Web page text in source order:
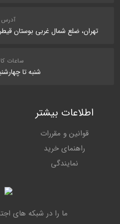
آدرس
تهران، ضلع شمال غربی بوستان قیطریه،
ساعات
شنبه تا چهارشنبه 8
اطلاعات بیشتر
قوانین و مقررات
راهنمای خرید
نمایندگی
ما را در شبکه های